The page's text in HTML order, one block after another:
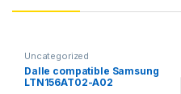
Uncategorized
Dalle compatible Samsung
LTN156AT02-A02